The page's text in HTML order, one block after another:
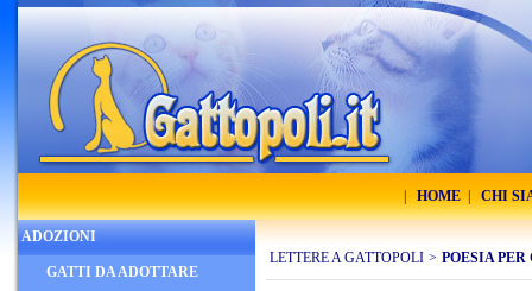
HOME CHI
ADOZIONI
GATTI DA ADOTTARE
LETTERE A GATTOPOLI > POESIA